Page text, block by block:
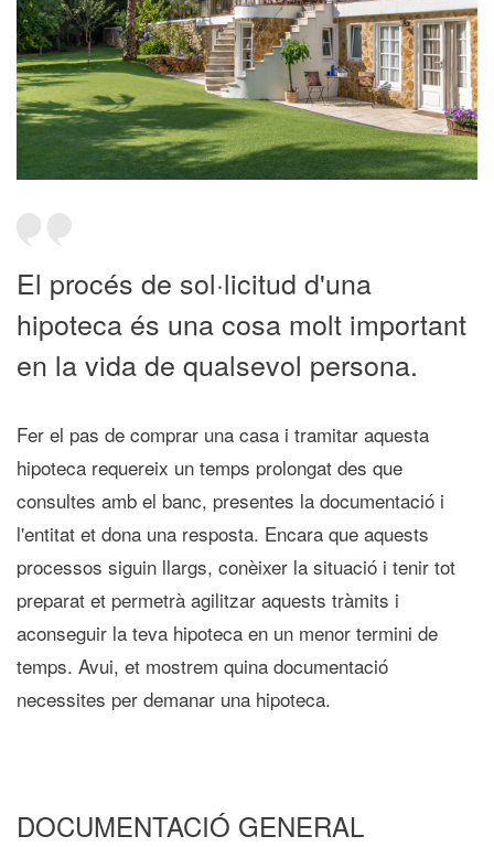
El procés de sol·licitud d'una
hipoteca és una cosa molt important
en la vida de qualsevol persona.
Fer el pas de comprar una casa i tramitar aquesta
hipoteca requereix un temps prolongat des que
consultes amb el banc, presentes la documentació i
l'entitat et dona una resposta. Encara que aquests
processos siguin llargs, conèixer la situació i tenir tot
preparat et permetrà agilitzar aquests tràmits i
aconseguir la teva hipoteca en un menor termini de
temps. Avui, et mostrem quina documentació
necessites per demanar una hipoteca.
DOCUMENTACIÓ GENERAL